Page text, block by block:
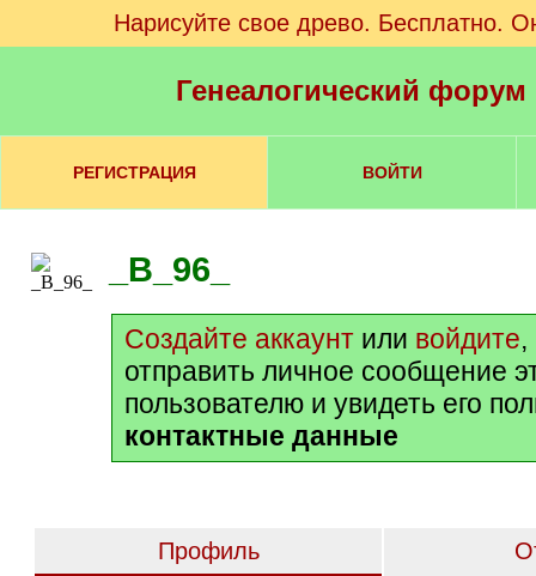
Нарисуйте свое древо. Бесплатно.
Генеалогический
РЕГИСТРАЦИЯ ВОЙТИ
_B_96_
Создайте аккаунт или войдите,
отправить личное сообщение
пользователю и увидеть его
контактные данные
Профиль